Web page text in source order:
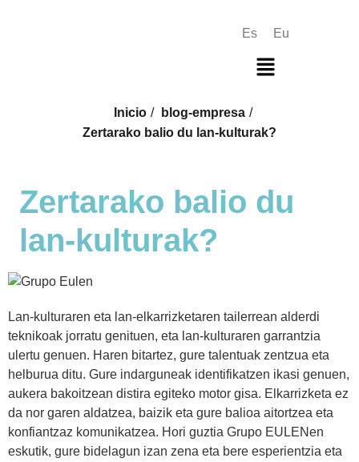
Es Eu
Inicio / blog-empresa /
Zertarako balio du lan-kulturak?
Zertarako balio du
lan-kulturak?
Lan-kulturaren eta lan-elkarrizketaren tailerrean alderdi
teknikoak jorratu genituen, eta lan-kulturaren garrantzia
ulertu genuen. Haren bitartez, gure talentuak zentzua eta
helburua ditu. Gure indarguneak identifikatzen ikasi genuen,
aukera bakoitzean distira egiteko motor gisa. Elkarrizketa ez
da nor garen aldatzea, baizik eta gure balioa aitortzea eta
konfiantzaz komunikatzea. Hori guztia Grupo EULENen
eskutik, gure bidelagun izan zena eta bere esperientzia eta